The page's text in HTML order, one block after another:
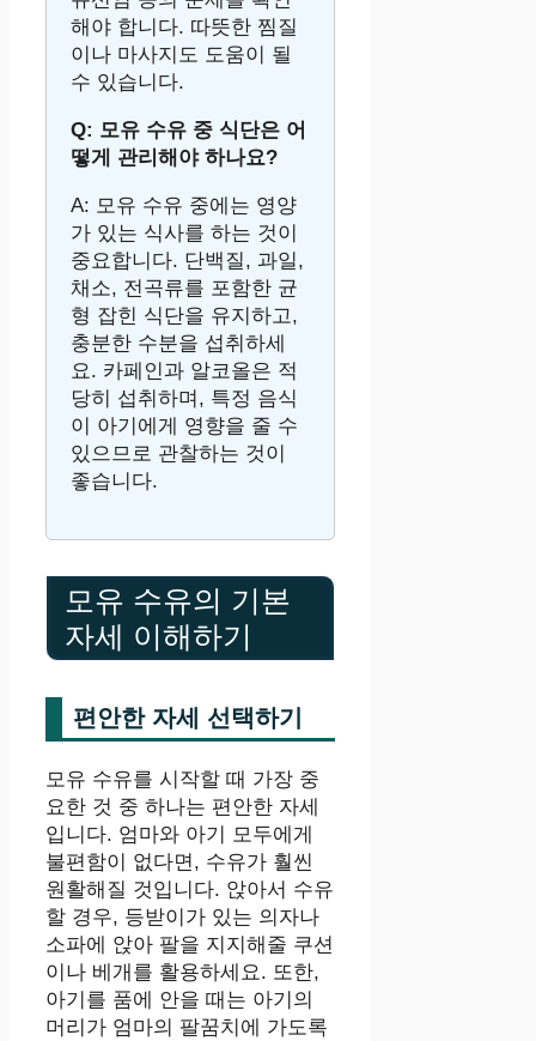
해야 합니다. 따뜻한 찜질
이나 마사지도 도움이 될
수 있습니다.
Q: 모유 수유 중 식단은 어
떻게 관리해야 하나요?
A: 모유 수유 중에는 영양
가 있는 식사를 하는 것이
중요합니다. 단백질, 과일,
채소, 전곡류를 포함한 균
형 잡힌 식단을 유지하고,
충분한 수분을 섭취하세
요. 카페인과 알코올은 적
당히 섭취하며, 특정 음식
이 아기에게 영향을 줄 수
있으므로 관찰하는 것이
좋습니다.
모유 수유의 기본
자세 이해하기
편안한 자세 선택하기
모유 수유를 시작할 때 가장 중
요한 것 중 하나는 편안한 자세
입니다. 엄마와 아기 모두에게
불편함이 없다면, 수유가 훨씬
원활해질 것입니다. 앉아서 수유
할 경우, 등받이가 있는 의자나
소파에 앉아 팔을 지지해줄 쿠션
이나 베개를 활용하세요. 또한,
아기를 품에 안을 때는 아기의
머리가 엄마의 팔꿈치에 가도록